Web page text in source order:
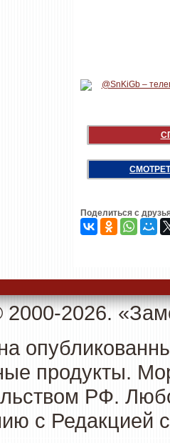
Поделиться с
2000-2026.
продукты.
РФ.
с Редакцией